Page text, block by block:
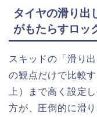
タイヤの滑り出
がもたらすロッ
スキッドの「滑り
の観点だけで比較
上）まで高く設定
方が、圧倒的に滑